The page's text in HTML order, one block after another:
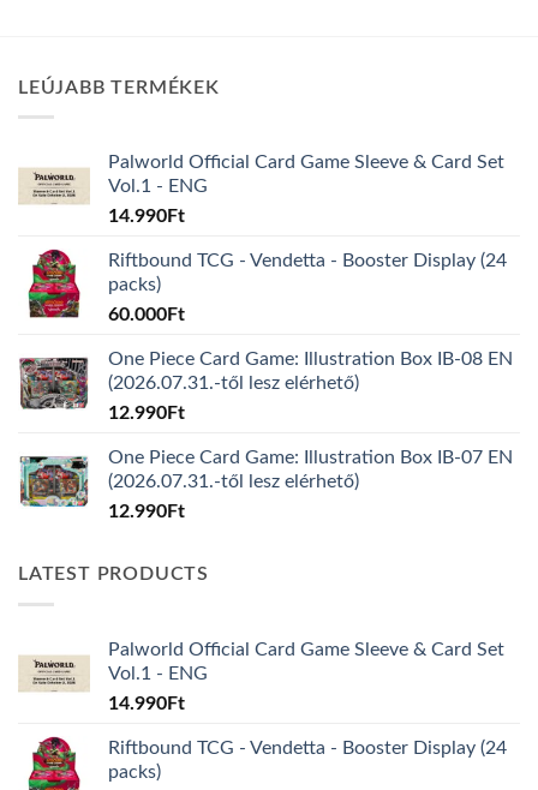
LEÚJABB TERMÉKEK
Palworld Official Card Game Sleeve & Card Set
Vol.1 - ENG
14.990Ft
Riftbound TCG - Vendetta - Booster Display (24
packs)
60.000Ft
One Piece Card Game: Illustration Box IB-08 EN
(2026.07.31.-től lesz elérhető)
12.990Ft
One Piece Card Game: Illustration Box IB-07 EN
(2026.07.31.-től lesz elérhető)
12.990Ft
LATEST PRODUCTS
Palworld Official Card Game Sleeve & Card Set
Vol.1 - ENG
14.990Ft
Riftbound TCG - Vendetta - Booster Display (24
packs)